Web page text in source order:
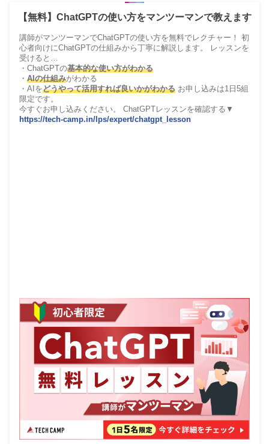
【無料】ChatGPTの使い方をマンツーマンで教えます
講師がマンツーマンでChatGPTの使い方を無料でレクチャー！ 初
心者向けにChatGPTの仕組みから丁寧に解説します。 レッスンを
受けると…
・ChatGPTの基本的な使い方がわかる
・ AIの仕組みがわかる
・AIをどうやって活用すれば良いかがわかる お申し込みは1日5組
限定です。
今すぐお申し込みください。 ChatGPTレッスンを確認する▼
https://tech-camp.in/lps/expert/chatgpt_lesson